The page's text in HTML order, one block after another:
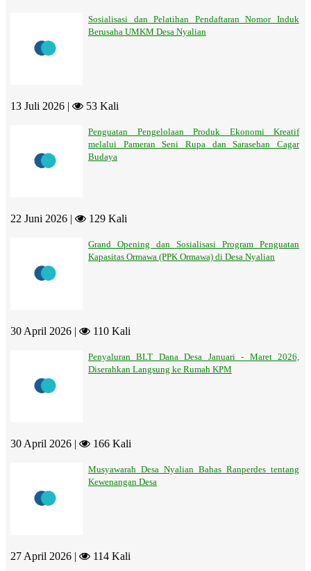
Sosialisasi dan Pelatihan Pendaftaran Nomor Induk
Berusaha UMKM Desa Nyalian
13 Juli 2026 | 53 Kali
Penguatan Pengelolaan Produk Ekonomi Kreatif
melalui Pameran Seni Rupa dan Sarasehan Cagar
Budaya
22 Juni 2026 | 129 Kali
Grand Opening dan Sosialisasi Program Penguatan
Kapasitas Ormawa (PPK Ormawa) di Desa Nyalian
30 April 2026 | 110 Kali
Penyaluran BLT Dana Desa Januari - Maret 2026,
Diserahkan Langsung ke Rumah KPM
30 April 2026 | 166 Kali
Musyawarah Desa Nyalian Bahas Ranperdes tentang
Kewenangan Desa
27 April 2026 | 114 Kali